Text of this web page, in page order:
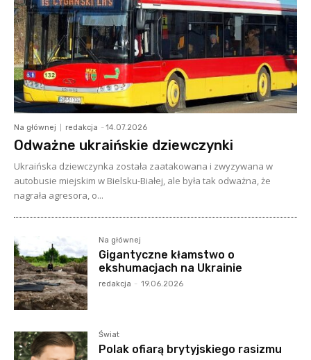
Na głównej redakcja - 14.07.2026
Odważne ukraińskie dziewczynki
Ukraińska dziewczynka została zaatakowana i zwyzywana w
autobusie miejskim w Bielsku-Białej, ale była tak odważna, że
nagrała agresora, o...
Na głównej
Gigantyczne kłamstwo o
ekshumacjach na Ukrainie
redakcja - 19.06.2026
Świat
Polak ofiarą brytyjskiego rasizmu